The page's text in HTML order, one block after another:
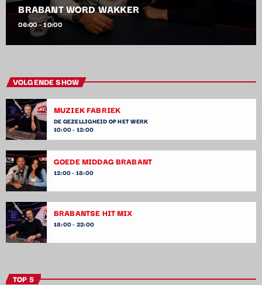
BRABANT WORD WAKKER
06:00 - 10:00
VOLGENDE SHOW
MUZIEK FABRIEK
DE GEZELLIGHEID OP HET WERK
10:00 - 12:00
GOEDE MIDDAG BRABANT
12:00 - 18:00
BRABANTSE HIT MIX
18:00 - 22:00
TOP 5